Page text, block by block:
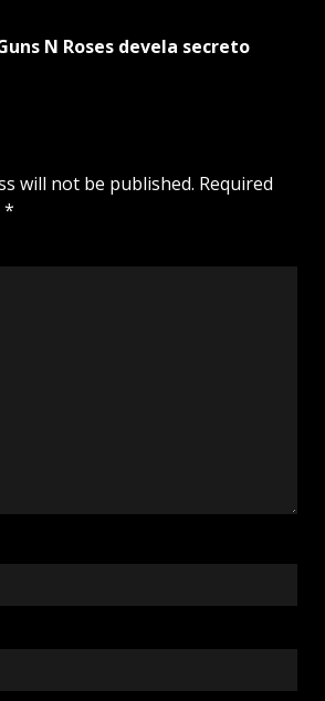
N Roses devela secreto
will not be published. Required
*